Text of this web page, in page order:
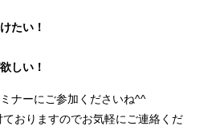
たい！
しい！
ナーにご参加くださいね^^
おりますのでお気軽にご連絡くだ